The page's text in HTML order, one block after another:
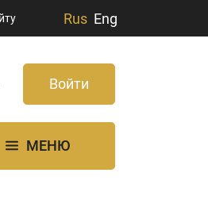
Rus Eng
Войти
МЕНЮ